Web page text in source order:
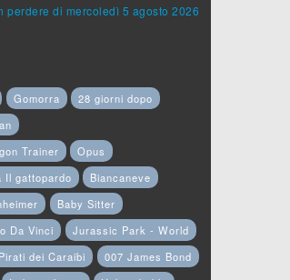
perdere di mercoledì 5 agosto 2026
Gomorra
28 giorni dopo
Trainer
Opus
Il gattopardo
Biancaneve
Baby Sitter
Da Vinci
Jurassic Park - World
Pirati dei Caraibi
007 James Bond